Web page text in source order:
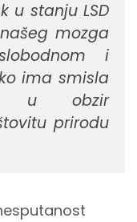
u stanju LSD
mozga
i
ima smisla
u obzir
prirodu